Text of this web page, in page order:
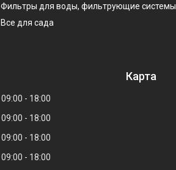
Фильтры для воды, фильтрующие системы
Все для сада
09:00
18:00
09:00
18:00
09:00
18:00
09:00 18:00
Карта